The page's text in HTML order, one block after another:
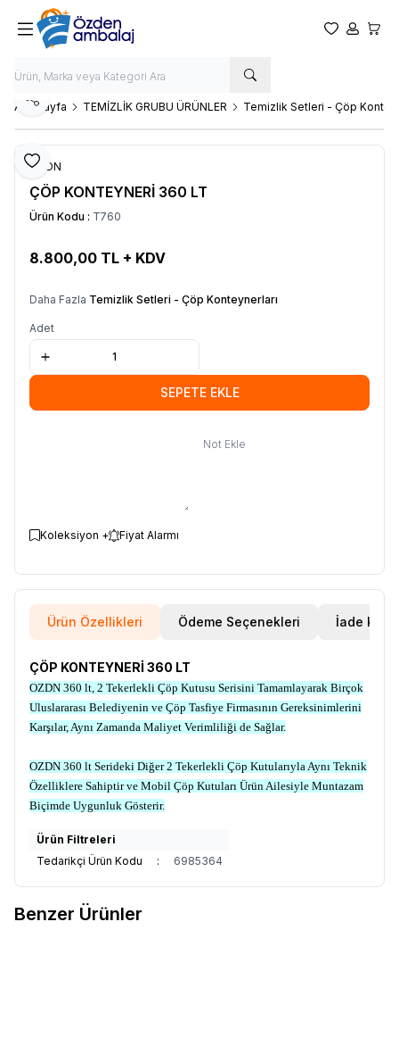
Favorilerim
Hesabım
Ana Sayfa TEMİZLİK GRUBU ÜRÜNLER Temizlik Setleri - Çöp
Favoriye Ekle
Paylaş
OZDN
ÇÖP KONTEYNERİ 360 LT
Ürün Kodu : T760
8.800,00 TL + KDV
Daha Fazla Temizlik Setleri - Çöp Konteynerları
Adet
SEPETE EKLE
Not Ekle
Koleksiyon + Fiyat Alarmı
Ürün Özellikleri Ödeme Seçenekleri İade
ÇÖP KONTEYNERİ 360 LT
OZDN 360 lt, 2 Tekerlekli Çöp Kutusu Serisini Tamamlayarak Birçok
Uluslararası Belediyenin ve Çöp Tasfiye Firmasının Gereksinimlerini
Karşılar, Aynı Zamanda Maliyet Verimliliği de Sağlar.
OZDN 360 lt Serideki Diğer 2 Tekerlekli Çöp Kutularıyla Aynı Teknik
Özelliklere Sahiptir ve Mobil Çöp Kutuları Ürün Ailesiyle Muntazam
Biçimde Uygunluk Gösterir.
Ürün Filtreleri
Tedarikçi Ürün Kodu
: 6985364
Benzer Ürünler